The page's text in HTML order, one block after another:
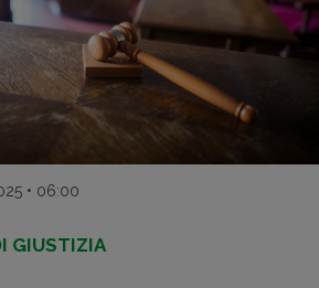
• 06:00
GIUSTIZIA